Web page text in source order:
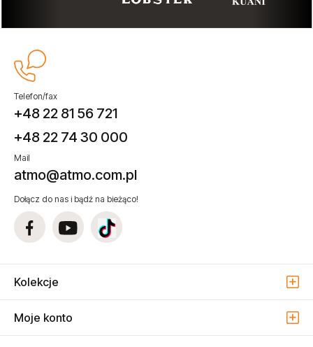
Telefon/fax
+48 22 81 56 721
+48 22 74 30 000
Mail
atmo@atmo.com.pl
Dołącz do nas i bądź na bieżąco!
Kolekcje
Moje konto